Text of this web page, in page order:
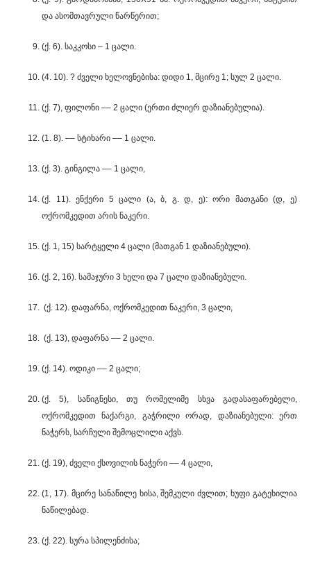
და ასომთავრული წარწერით;
(ქ. 6). საკკოსი – 1 ცალი.
(4. 10). ? ძველი ხელოვნებისა: დიდი 1, მცირე 1; სულ 2 ცალი.
(ქ. 7), ფილონი –– 2 ცალი (ერთი ძლიერ დაზიანებულია).
(1. 8). –– სტიხარი –– 1 ცალი.
(ქ. 3). გინგილა –– 1 ცალი,
(ქ. 11). ენქერი 5 ცალი (ა, ბ, გ. დ, ე): ორი მათგანი (დ, ე)
ოქრომკედით არის ნაკერი.
(ქ. 1, 15) სარტყელი 4 ცალი (მათგან 1 დაზიანებული).
(ქ. 2, 16). სამაჯური 3 ხელი და 7 ცალი დაზიანებული.
(ქ. 12). დაფარნა, ოქრომკედით ნაკერი, 3 ცალი,
(ქ. 13), დაფარნა –– 2 ცალი.
(ქ. 14). ოდიკი –– 2 ცალი;
(ქ. 5), საწიგნესი, თუ რომელიმე სხვა გადასაფარებელი,
ოქრომკედით ნაქარგი, გაჭრილი ორად, დაზიანებული: ერთ
ნაჭერს, სარჩული შემოცლილი აქვს.
(ქ. 19), ძველი ქსოვილის ნაჭერი –– 4 ცალი,
(1, 17). მცირე სანაწილე ხისა, შემკული ძვლით; ხუფი გატეხილია
ნაწილებად.
(ქ. 22). სურა სპილენძისა;